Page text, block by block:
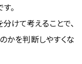
。
けて考えることで、
かを判断しやすくな